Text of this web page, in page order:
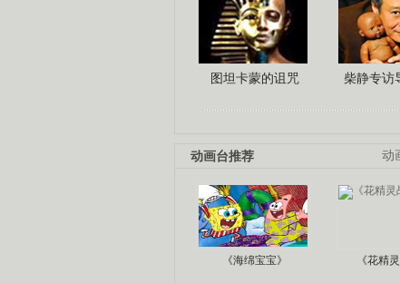
图坦卡蒙的诅咒 柴静专访
动
动画台推荐
《海绵宝宝》 《花精